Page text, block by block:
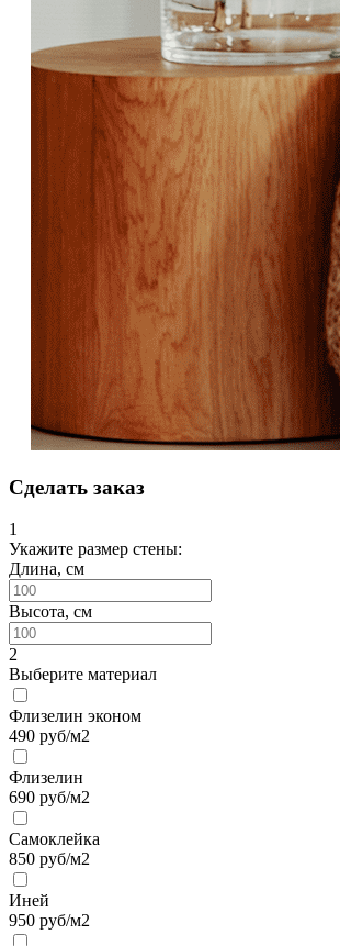
Сделать заказ
1
Укажите размер стены:
Длина, см
Высота, см
2
Выберите материал
Флизелин эконом
490 руб/м2
Флизелин
690 руб/м2
Самоклейка
850 руб/м2
Иней
950 руб/м2